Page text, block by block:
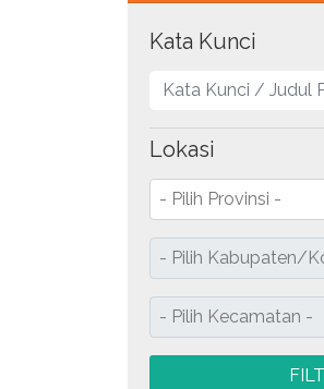
Kata Kunci
Lokasi
- Pilih Provinsi -
- Pilih Kabupaten/
- Pilih Kecamatan -